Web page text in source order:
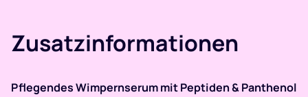
Zusatzinformationen
Pflegendes Wimpernserum mit Peptiden & Panthenol